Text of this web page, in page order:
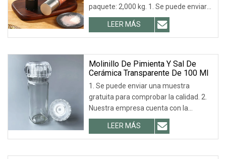
paquete: 2,000 kg. 1. Se puede enviar
una muestra gratuita para comprobar
la calidad. 2. Nuestra empresa cuenta
con la certificación ISO 9001 y es su
LEER MÁS
Molinillo De Pimienta Y Sal De
Cerámica Transparente De 100 Ml
1. Se puede enviar una muestra
gratuita para comprobar la calidad. 2.
Nuestra empresa cuenta con la
certificación ISO 9001 y es el principal
proveedor de Coca-Cola, LIBBEY, ARC,
TARGET, etc. 3. Escala de proceso: 18+
LEER MÁS